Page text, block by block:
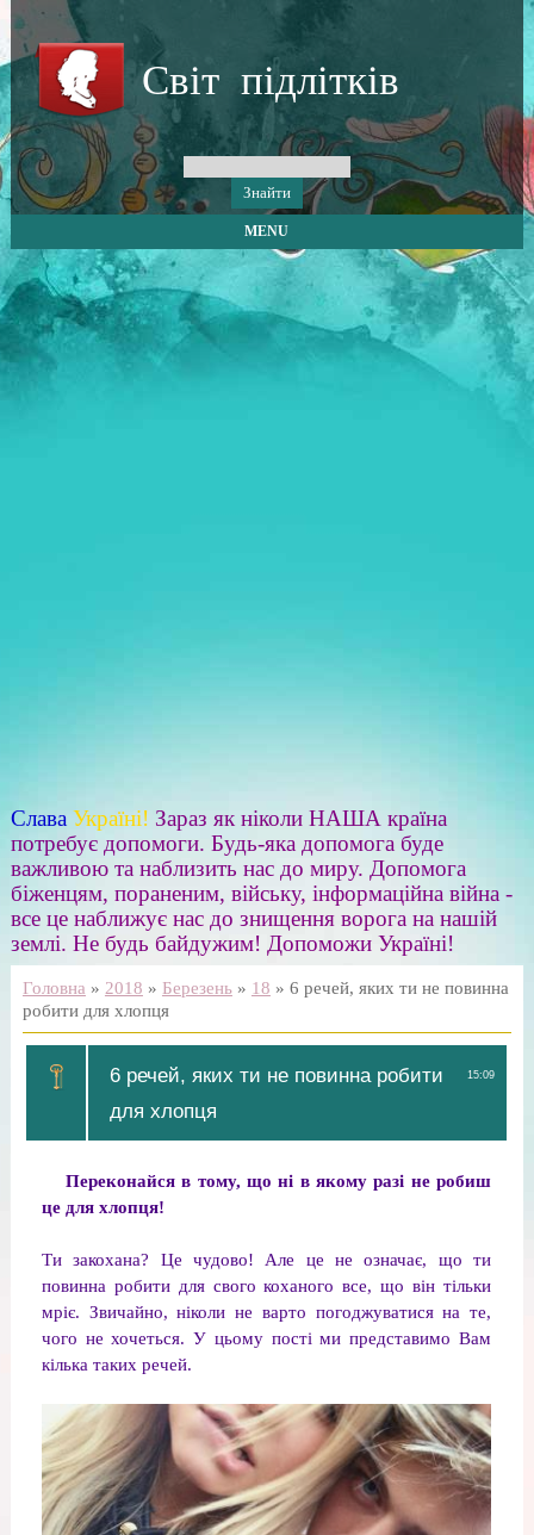
Світ підлітків
MENU
Слава Україні! Зараз як ніколи НАША країна
потребує допомоги. Будь-яка допомога буде
важливою та наблизить нас до миру. Допомога
біженцям, пораненим, війську, інформаційна війна -
все це наближує нас до знищення ворога на нашій
землі. Не будь байдужим! Допоможи Україні!
Головна » 2018 » Березень » 18 » 6 речей, яких ти не повинна
робити для хлопця
15:09
6 речей, яких ти не повинна робити
для хлопця
Переконайся в тому, що ні в якому разі не робиш
це для хлопця!
Ти закохана? Це чудово! Але це не означає, що ти
повинна робити для свого коханого все, що він тільки
мріє. Звичайно, ніколи не варто погоджуватися на те,
чого не хочеться. У цьому пості ми представимо Вам
кілька таких речей.